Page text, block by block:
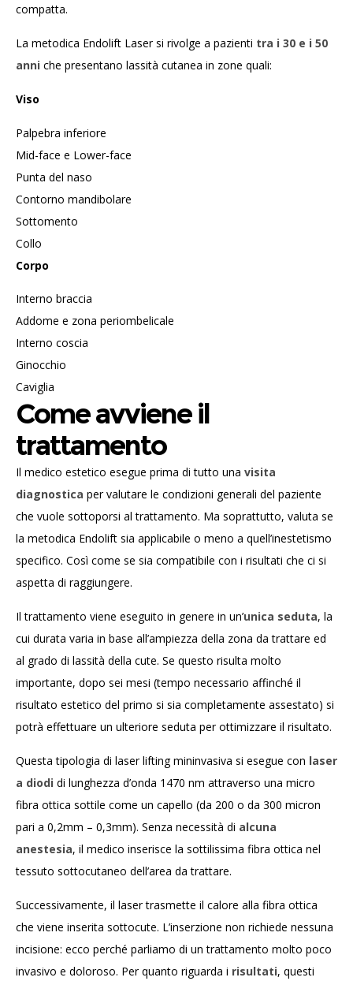
compatta.
La metodica Endolift Laser si rivolge a pazienti tra i 30 e i 50
anni che presentano lassità cutanea in zone quali:
Viso
Palpebra inferiore
Mid-face e Lower-face
Punta del naso
Contorno mandibolare
Sottomento
Collo
Corpo
Interno braccia
Addome e zona periombelicale
Interno coscia
Ginocchio
Caviglia
Come avviene il
trattamento
Il medico estetico esegue prima di tutto una visita
diagnostica per valutare le condizioni generali del paziente
che vuole sottoporsi al trattamento. Ma soprattutto, valuta se
la metodica Endolift sia applicabile o meno a quell’inestetismo
specifico. Così come se sia compatibile con i risultati che ci si
aspetta di raggiungere.
Il trattamento viene eseguito in genere in un’unica seduta, la
cui durata varia in base all’ampiezza della zona da trattare ed
al grado di lassità della cute. Se questo risulta molto
importante, dopo sei mesi (tempo necessario affinché il
risultato estetico del primo si sia completamente assestato) si
potrà effettuare un ulteriore seduta per ottimizzare il risultato.
Questa tipologia di laser lifting mininvasiva si esegue con laser
a diodi di lunghezza d’onda 1470 nm attraverso una micro
fibra ottica sottile come un capello (da 200 o da 300 micron
pari a 0,2mm – 0,3mm). Senza necessità di alcuna
anestesia, il medico inserisce la sottilissima fibra ottica nel
tessuto sottocutaneo dell’area da trattare.
Successivamente, il laser trasmette il calore alla fibra ottica
che viene inserita sottocute. L’inserzione non richiede nessuna
incisione: ecco perché parliamo di un trattamento molto poco
invasivo e doloroso. Per quanto riguarda i risultati, questi